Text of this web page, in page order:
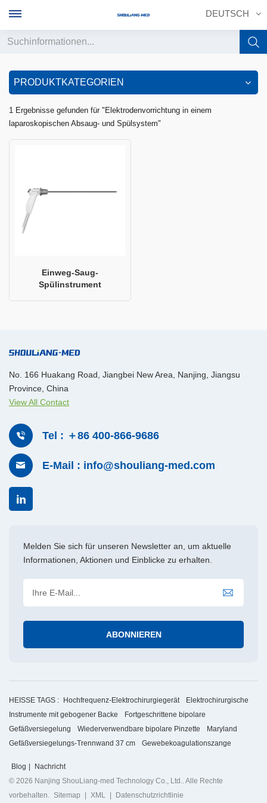
DEUTSCH
English
français
PRODUKTKATEGORIEN
1 Ergebnisse gefunden für "Elektrodenvorrichtung in einem
laparoskopischen Absaug- und Spülsystem"
Einweg-Saug-
Spülinstrumentㅤ
No. 166 Huakang Road, Jiangbei New Area, Nanjing, Jiangsu
Province, China
View All Contact
Tel : ＋86 400-866-9686
E-Mail : info@shouliang-med.com
Melden Sie sich für unseren Newsletter an, um aktuelle
Informationen, Aktionen und Einblicke zu erhalten.
HEISSE TAGS : Hochfrequenz-Elektrochirurgiegerät
Elektrochirurgische
Instrumente mit gebogener Backe
Fortgeschrittene bipolare
Gefäßversiegelung
Wiederverwendbare bipolare Pinzette
Maryland
Gefäßversiegelungs-Trennwand 37 cm
Gewebekoagulationszange
Blog |
Nachricht
© 2026 Nanjing ShouLiang-med Technology Co., Ltd.. Alle Rechte
vorbehalten.
Sitemap | XML | Datenschutzrichtlinie